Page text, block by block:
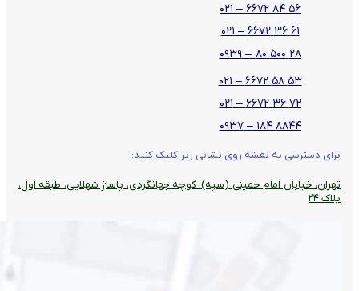
۵۶ ۸۴ ۶۶۷۲ – ۰۲۱
۶۱ ۳۶ ۶۶۷۲ – ۰۲۱
۲۸ ۵۰۰ ۸۰ – ۰۹۳۹
۵۳ ۵۸ ۶۶۷۲ – ۰۲۱
۷۲ ۳۶ ۶۶۷۲ – ۰۲۱
۸۸۴۴ ۱۸۴ – ۰۹۳۷
برای دسترسی به نقشه روی نشانی زیر کلیک کنید:
تهران، خیابان امام خمینی (سپه)، کوچه جهانگردی،‌ پاساژ شهلایی، طبقه اول،
پلاک ۲۴